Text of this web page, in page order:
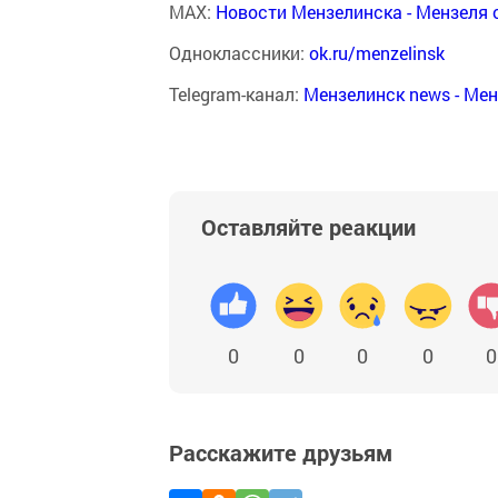
MAX: Новости Мензелинска - Мензеля
Одноклассники: ok.ru/menzelinsk
Telegram-канал: Мензелинск news -
Оставляйте реакции
0 0 0 0 0
Расскажите друзьям